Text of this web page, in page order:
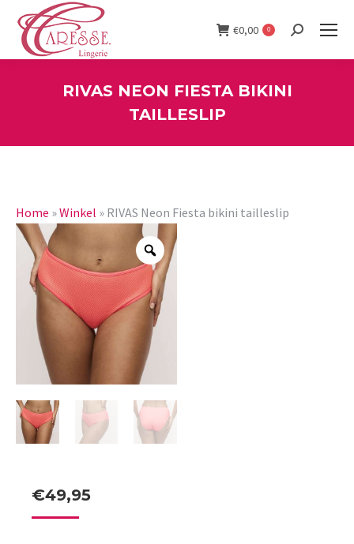
€0,00 0 Search:
RIVAS NEON FIESTA BIKINI
TAILLESLIP
Home »Winkel » RIVAS Neon Fiesta bikini tailleslip
€49,95